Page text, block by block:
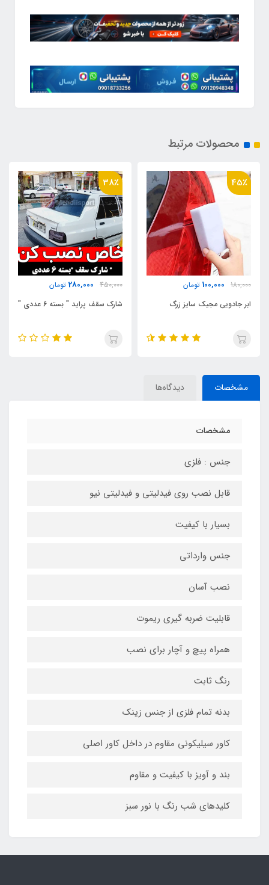
محصولات مرتبط
38٪
450,000
شارک سقف پراید " بسته 6 عددی "
19٪
1,600,000
1,300,000
لامپ فندقی عدسی دار ام1
مشخصات دیدگاه‌ها
مشخصات
جنس : فلزی
قابل نصب روی فیدلیتی و فیدلیتی نیو
بسیار با کیفیت
جنس وارداتی
نصب آسان
قابلیت ضربه گیری ریموت
همراه پیچ و آچار برای نصب
رنگ ثابت
بدنه تمام فلزی از جنس زینک
کاور سیلیکونی مقاوم در داخل کاور اصلی
بند و آویز با کیفیت و مقاوم
کلیدهای شب رنگ با نور سبز